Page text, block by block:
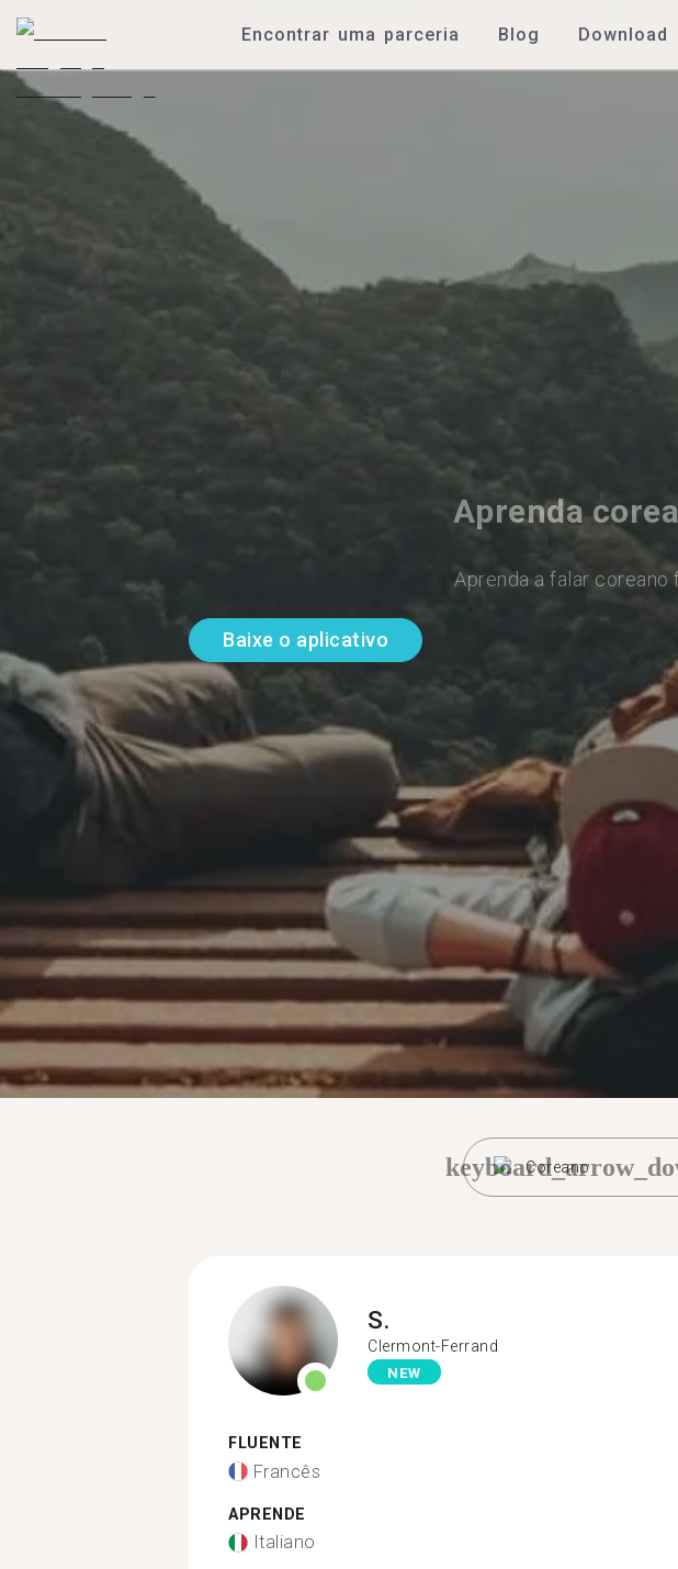
Encontrar uma parceria Blog Download
Aprenda
Aprenda a falar
Baixe o aplicativo
Coreano
S.
Clermont-Ferrand
NEW
FLUENTE
Francês
APRENDE
Italiano